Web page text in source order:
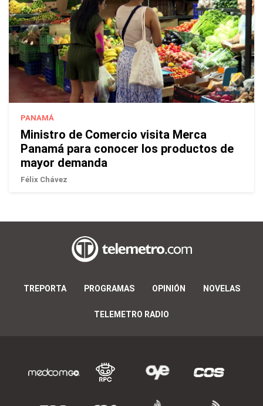
PANAMÁ
Ministro de Comercio visita Merca
Panamá para conocer los productos de
mayor demanda
Félix Chávez
TREPORTA PROGRAMAS OPINIÓN NOVELAS
TELEMETRO RADIO